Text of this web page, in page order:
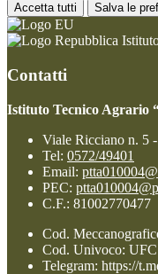
Accetta tutti Salva le
Contatti
Istituto Tecnico Agrario
Viale Ricciano n. 5
Tel: 0572/49401
Email:
PEC:
C.F.: 81002770477
Cod.
Cod. Univoco:
Telegram: https://